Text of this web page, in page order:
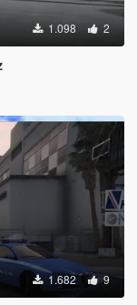
1.098 2
1.682 9